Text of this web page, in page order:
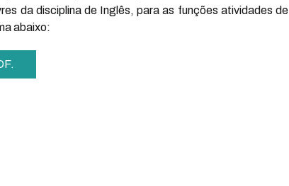
da disciplina de Inglês, para as funções atividades de
abaixo: